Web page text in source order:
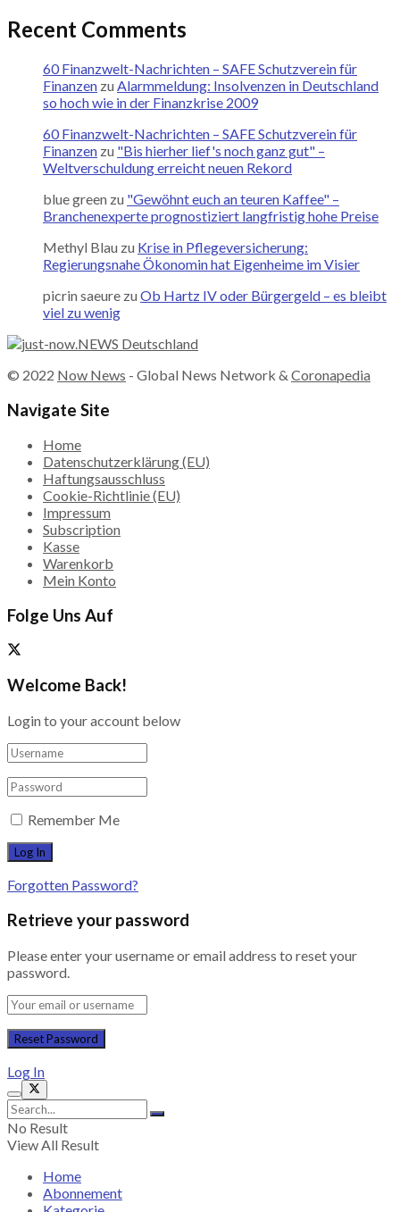
Recent Comments
60 Finanzwelt-Nachrichten – SAFE Schutzverein für
Finanzen zu Alarmmeldung: Insolvenzen in Deutschland
so hoch wie in der Finanzkrise 2009
60 Finanzwelt-Nachrichten – SAFE Schutzverein für
Finanzen zu "Bis hierher lief's noch ganz gut" –
Weltverschuldung erreicht neuen Rekord
blue green zu "Gewöhnt euch an teuren Kaffee" –
Branchenexperte prognostiziert langfristig hohe Preise
Methyl Blau zu Krise in Pflegeversicherung:
Regierungsnahe Ökonomin hat Eigenheime im Visier
picrin saeure zu Ob Hartz IV oder Bürgergeld – es bleibt
viel zu wenig
© 2022 Now News - Global News Network & Coronapedia
Navigate Site
Home
Datenschutzerklärung (EU)
Haftungsausschluss
Cookie-Richtlinie (EU)
Impressum
Subscription
Kasse
Warenkorb
Mein Konto
Folge Uns Auf
Welcome Back!
Login to your account below
Remember Me
Forgotten Password?
Retrieve your password
Please enter your username or email address to reset your
password.
Log In
No Result
View All Result
Home
Abonnement